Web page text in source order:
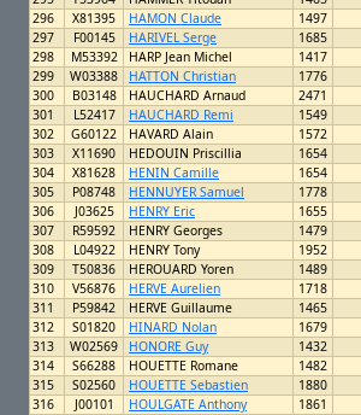
296
X81395 HAMON Claude 1497
297
F00145 HARIVEL Serge 1685
298
M53392 HARP Jean Michel 1417
299
W03388 HATTON Christian 1776
300
B03148 HAUCHARD Arnaud 2471
301
L52417 HAUCHARD Remi 1549
302
G60122 HAVARD Alain 1572
303
X11690 HEDOUIN Priscillia 1654
304
X81628 HENIN Camille 1654
305
P08748 HENNUYER Samuel 1778
306
J03625 HENRY Eric 1655
307
R59592 HENRY Georges 1479
308
L04922 HENRY Tony 1952
309
T50836 HEROUARD Yoren 1489
310
V56876 HERVE Aurelien 1718
311
P59842 HERVE Guillaume 1465
312
S01820 HINARD Nolan 1679
313
W02569 HONORE Guy 1432
314
S66288 HOUETTE Romane 1482
315
S02560 HOUETTE Sebastien 1880
316
J00101 HOULGATE Anthony 1861